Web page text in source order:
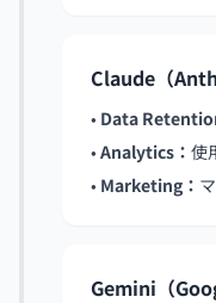
Claude（
• Data
• Analytics： 使
• Marketing：
Gemini（